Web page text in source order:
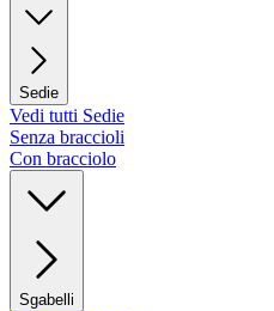
Sedie
Vedi tutti Sedie
Senza braccioli
Con bracciolo
Sgabelli